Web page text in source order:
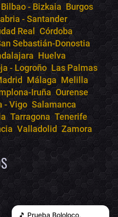
Bilbao - Bizkaia Burgos
- Santander
Real
Córdoba
Sebastián-Donostia
Huelva
- Logroño Las Palmas
Málaga Melilla
Iruña Ourense
- Vigo Salamanca
Tarragona Tenerife
Valladolid Zamora
🎵 Prueba Bololoco,
a encontrar conciertos